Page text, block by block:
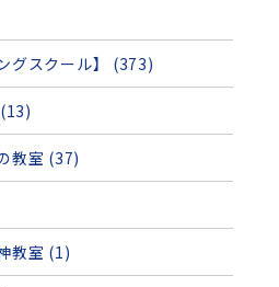
グスクール】 (373)
教室 (37)
教室 (1)